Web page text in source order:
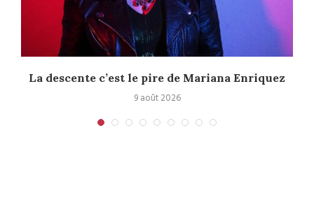
La descente c’est le pire de Mariana Enriquez
9 août 2026